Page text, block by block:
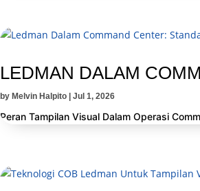
LEDMAN DALAM
by Melvin Halpito Jul 1, 2026
Peran Tampilan Visual Dalam Operasi